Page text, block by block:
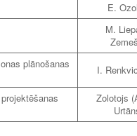
E.
M.
plānošanas
I.
Zolotojs